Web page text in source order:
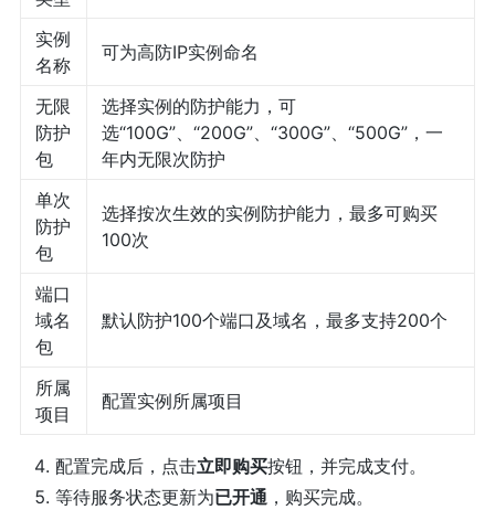
实例
名称
可为高防IP实例命名
无限
防护
包
选择实例的防护能力，可
选“100G”、“200G”、“300G”、“500G”，一
年内无限次防护
单次
防护
包
选择按次生效的实例防护能力，最多可购买
100次
端口
域名
包
默认防护100个端口及域名，最多支持200个
所属
项目
配置实例所属项目
配置完成后，点击立即购买按钮，并完成支付。
等待服务状态更新为已开通，购买完成。